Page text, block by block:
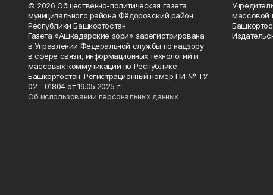
© 2026 Общественно-политическая газета
муниципального района Фёдоровский район
Республики Башкортостан
Газета «Ашкадарские зори» зарегистрирована
в Управлении Федеральной службы по надзору
в сфере связи, информационных технологий и
массовых коммуникаций по Республике
Башкортостан. Регистрационный номер ПИ № ТУ
02 - 01804 от 19.05.2025 г.
Об использовании персональных данных
массовой